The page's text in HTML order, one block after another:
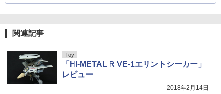
関連記事
Toy
「HI-METAL R VE-1エリントシーカー」
レビュー
2018年2月14日